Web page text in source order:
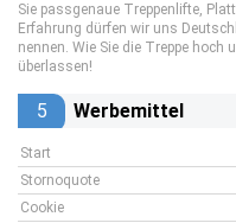
Sie passgenaue Treppenlifte,
Erfahrung dürfen wir uns
nennen. Wie Sie die Treppe hoch
überlassen!
5 Werbemittel
Start
Stornoquote
Cookie